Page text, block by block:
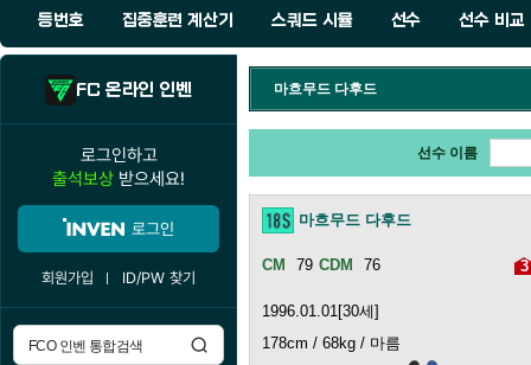
등번호 집중훈련 계산기 스쿼드 시뮬 선수 선수 비교
FC 온라인 인벤
로그인하고
출석보상 받으세요!
로그인
회원가입 ID/PW 찾기
마흐무드 다후드
선수 이름
마흐무드 다후드
79 76 3
1996.01.01[30세]
178cm / 68kg / 마름